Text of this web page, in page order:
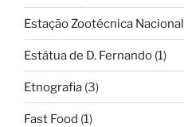
Estação Zootécnica Nacional
Estátua de D. Fernando (1)
Etnografia (3)
Fast Food (1)